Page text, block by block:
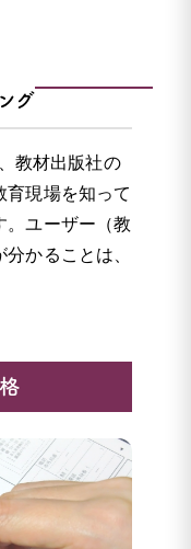
グ
教材出版社の
育現場を知って
。ユーザー（教
かることは、